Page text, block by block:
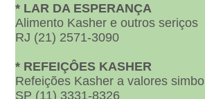
* LAR DA ESPERANÇA
Alimento Kasher e outros seriços
RJ (21) 2571-3090
* REFEIÇÔES KASHER
Refeições Kasher a valores
SP (11) 3331-8326